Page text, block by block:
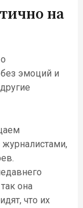
на
эмоций и
она
что их